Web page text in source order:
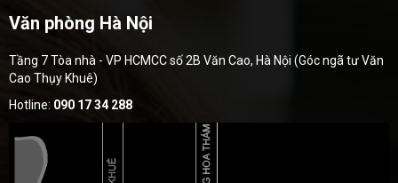
Văn phòng Hà Nội
Tầng 7 Tòa nhà - VP HCMCC số 2B Văn Cao, Hà Nội (Góc ngã tư Văn
Cao Thụy Khuê)
Hotline: 090 17 34 288